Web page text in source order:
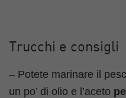
Trucchi e consigli
– Potete marinare il
un po’ di olio e l’aceto